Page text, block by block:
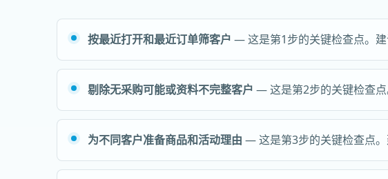
按最近打开和最近订单筛客户 — 这是第1步的关键检查点。建
剔除无采购可能或资料不完整客户 — 这是第2步的关键检查点
为不同客户准备商品和活动理由 — 这是第3步的关键检查点。